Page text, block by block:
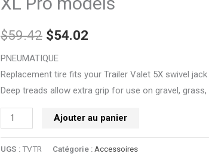
$59.42
initial
était :
$59.42.
$54.02
actuel
PNEUMATIQUE
Replacement tire fits your Trailer Valet 5X swivel
Deep treads allow extra grip for use on gravel, grass,
Filled
tire
for
5X,
XL
and
Pro
models
Ajouter au panier
UGS :TVTR Catégorie :Accessoires